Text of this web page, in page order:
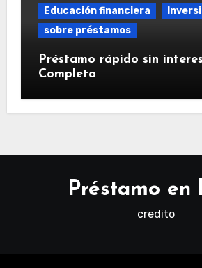
Educación financiera
sobre préstamos
Préstamo rápido sin
Completa
Préstamo en
credito